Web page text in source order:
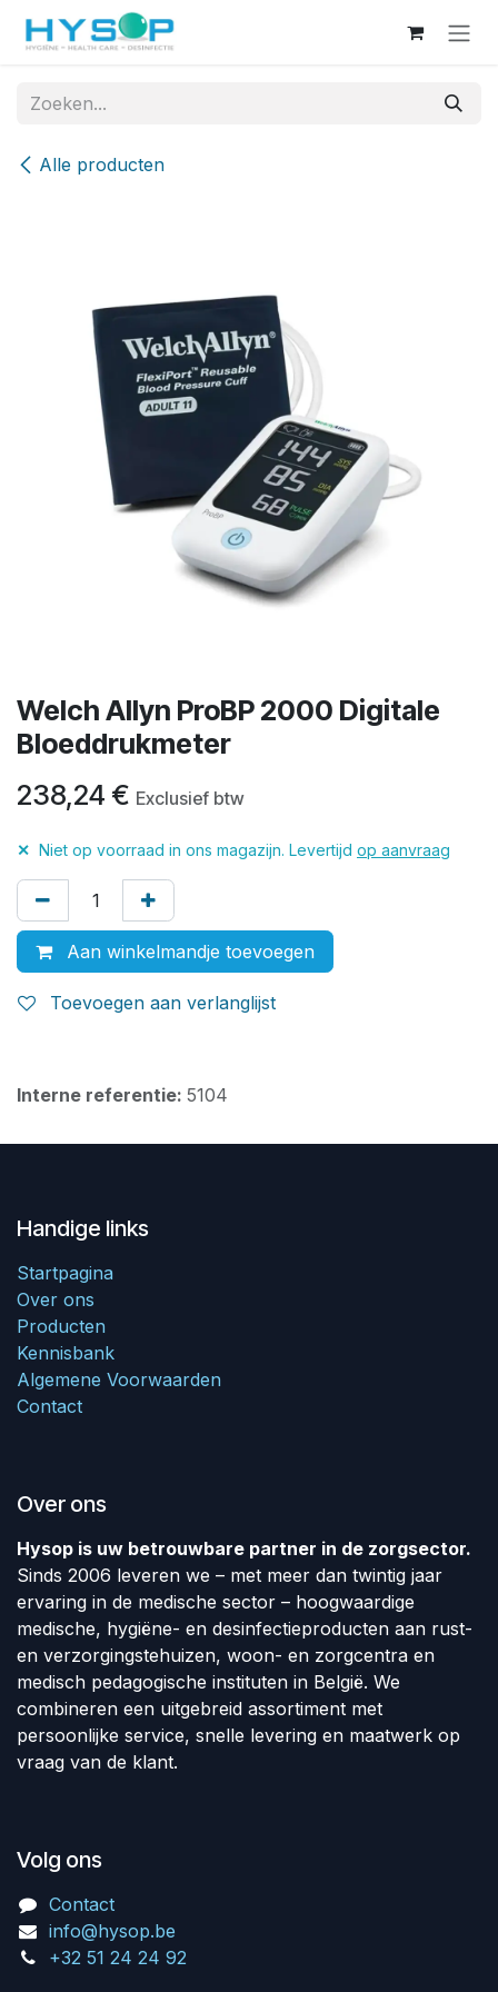
Overslaan naar inhoud
Alle producten
Welch Allyn ProBP 2000 Digitale
Bloeddrukmeter
238,24 € Exclusief btw
✕ Niet op voorraad in ons magazijn. Levertijd op aanvraag
Aan winkelmandje toevoegen
Toevoegen aan verlanglijst
Interne referentie: 5104
Handige links
Startpagina
Over ons
Producten
Kennisbank
Algemene Voorwaarden
Contact
Over ons
Hysop is uw betrouwbare partner in de zorgsector.
Sinds 2006 leveren we – met meer dan twintig jaar
ervaring in de medische sector – hoogwaardige
medische, hygiëne- en desinfectieproducten aan rust-
en verzorgingstehuizen, woon- en zorgcentra en
medisch pedagogische instituten in België. We
combineren een uitgebreid assortiment met
persoonlijke service, snelle levering en maatwerk op
vraag van de klant.
Volg ons
Contact
info@hysop.be
+32 51 24 24 92